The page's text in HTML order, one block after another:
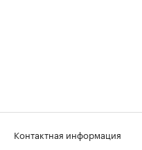
Контактная информация